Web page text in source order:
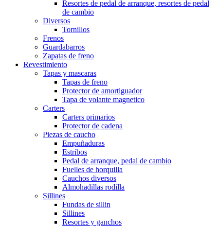
Resortes de pedal de arranque, resortes de pedal
de cambio
Diversos
Tornillos
Frenos
Guardabarros
Zapatas de freno
Revestimiento
Tapas y mascaras
Tapas de freno
Protector de amortiguador
Tapa de volante magnetico
Carters
Carters primarios
Protector de cadena
Piezas de caucho
Empuñaduras
Estribos
Pedal de arranque, pedal de cambio
Fuelles de horquilla
Cauchos diversos
Almohadillas rodilla
Sillines
Fundas de sillin
Sillines
Resortes y ganchos